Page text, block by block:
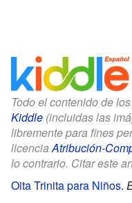
Todo el contenido de
Kiddle (incluidas las
libremente para fines
licenciaAtribución-
lo contrario. Citar este
Oita Trinita para Niños.